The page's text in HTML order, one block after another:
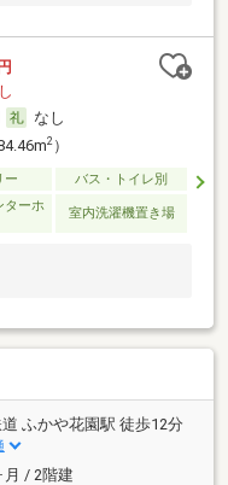
なし
2）
ー バス・トイレ別
ターホ
室内洗濯機置き場
ふかや花園駅 徒歩12分
月 / 2階建